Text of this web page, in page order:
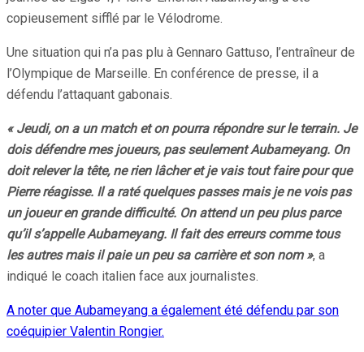
copieusement sifflé par le Vélodrome.
Une situation qui n’a pas plu à Gennaro Gattuso, l’entraîneur de
l’Olympique de Marseille. En conférence de presse, il a
défendu l’attaquant gabonais.
« Jeudi, on a un match et on pourra répondre sur le terrain. Je
dois défendre mes joueurs, pas seulement Aubameyang. On
doit relever la tête, ne rien lâcher et je vais tout faire pour que
Pierre réagisse. Il a raté quelques passes mais je ne vois pas
un joueur en grande difficulté. On attend un peu plus parce
qu’il s’appelle Aubameyang. Il fait des erreurs comme tous
les autres mais il paie un peu sa carrière et son nom », a
indiqué le coach italien face aux journalistes.
A noter que Aubameyang a également été défendu par son
coéquipier Valentin Rongier.